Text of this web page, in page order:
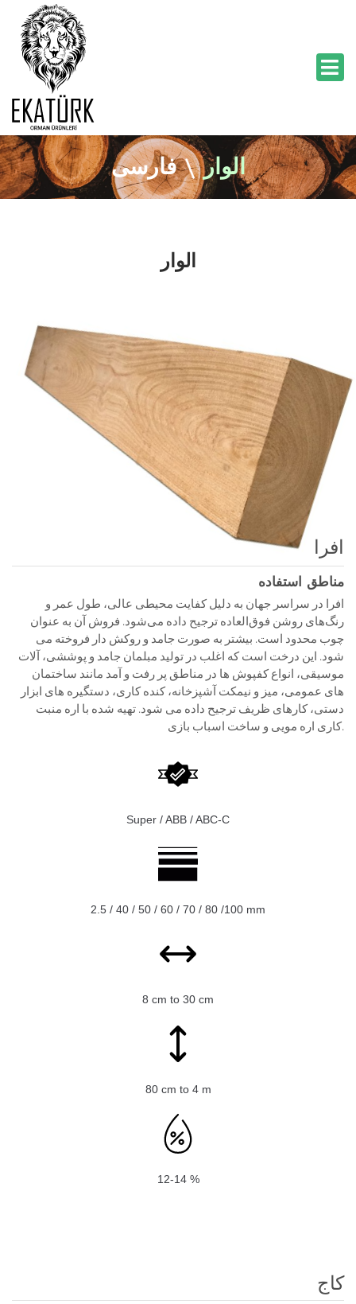
فارسی \ الوار
الوار
افرا
مناطق استفاده
افرا در سراسر جهان به دلیل کفایت محیطی عالی، طول عمر و
رنگ‌های روشن فوق‌العاده ترجیح داده می‌شود. فروش آن به عنوان
چوب محدود است. بیشتر به صورت جامد و روکش دار فروخته می
شود. این درخت است که اغلب در تولید مبلمان جامد و پوششی، آلات
موسیقی، انواع کفپوش ها در مناطق پر رفت و آمد مانند ساختمان
های عمومی، میز و نیمکت آشپزخانه، کنده کاری، دستگیره های ابزار
دستی، کارهای ظریف ترجیح داده می شود. تهیه شده با اره منبت
کاری اره مویی و ساخت اسباب بازی.
Super / ABB / ABC-C
2.5 / 40 / 50 / 60 / 70 / 80 /100 mm
8 cm to 30 cm
80 cm to 4 m
12-14 %
کاج